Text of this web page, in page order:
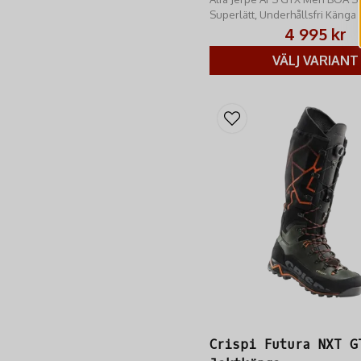
Superlätt, Underhållsfri Känga
4 995 kr
VÄLJ VARIANT
Crispi Futura NXT